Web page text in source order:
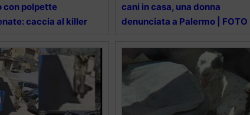
con polpette
caccia al killer
cani in casa, una donna
denunciata a Palermo | FOTO